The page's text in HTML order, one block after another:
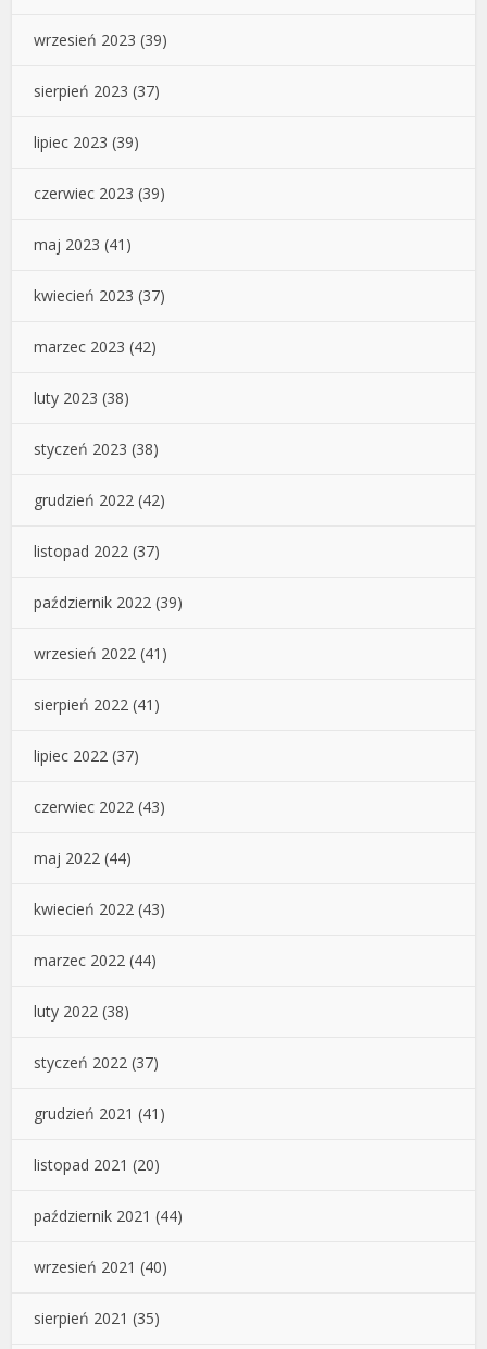
wrzesień 2023 (39)
sierpień 2023 (37)
lipiec 2023 (39)
czerwiec 2023 (39)
maj 2023 (41)
kwiecień 2023 (37)
marzec 2023 (42)
luty 2023 (38)
styczeń 2023 (38)
grudzień 2022 (42)
listopad 2022 (37)
październik 2022 (39)
wrzesień 2022 (41)
sierpień 2022 (41)
lipiec 2022 (37)
czerwiec 2022 (43)
maj 2022 (44)
kwiecień 2022 (43)
marzec 2022 (44)
luty 2022 (38)
styczeń 2022 (37)
grudzień 2021 (41)
listopad 2021 (20)
październik 2021 (44)
wrzesień 2021 (40)
sierpień 2021 (35)